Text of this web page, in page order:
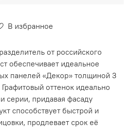
В избранное
от российского
обеспечивает идеальное
панелей «Декор» толщиной 3
оттенок идеально
серии, придавая фасаду
способствует быстрой и
продлевает срок её